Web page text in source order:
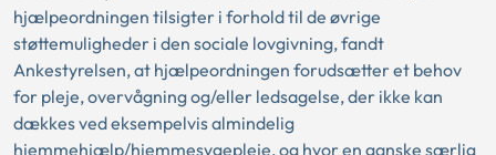
hjælpeordningen tilsigter i forhold til de øvrige
støttemuligheder i den sociale lovgivning, fandt
Ankestyrelsen, at hjælpeordningen forudsætter et behov
for pleje, overvågning og/eller ledsagelse, der ikke kan
dækkes ved eksempelvis almindelig
hjemmehjælp/hjemmesygepleje, og hvor en ganske særlig